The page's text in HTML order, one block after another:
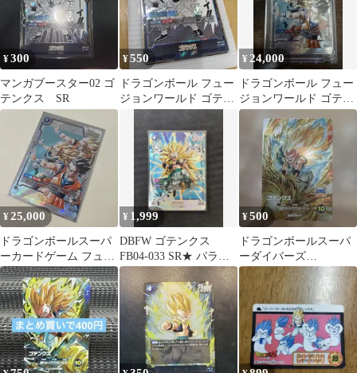
¥300
マンガブースター02 ゴ
テンクス SR
¥550
ドラゴンボール フュー
ジョンワールド ゴテン
クス SR
¥24,000
ドラゴンボール フュー
ジョンワールド ゴテン
クス SR FB02-122
¥25,000
ドラゴンボールスーパ
ーカードゲーム フュー
ジョンワールドゴテン
クスSR⭐︎
¥ 1,999
DBFW ゴテンクス
FB04-033 SR★ パラレ
ル
¥500
ドラゴンボールスーパ
ーダイバーズ
【SDV10-PUR3:ゴテン
クス】